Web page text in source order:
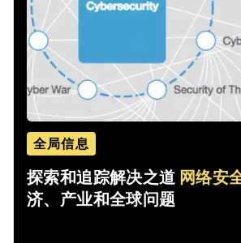
全局信息
探索和追踪解决之道 网络安
济、产业和全球问题